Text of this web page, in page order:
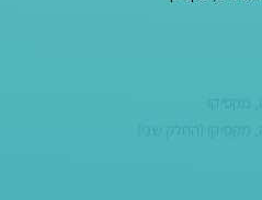
מקסיקו
מקסיקו (החלק שני)